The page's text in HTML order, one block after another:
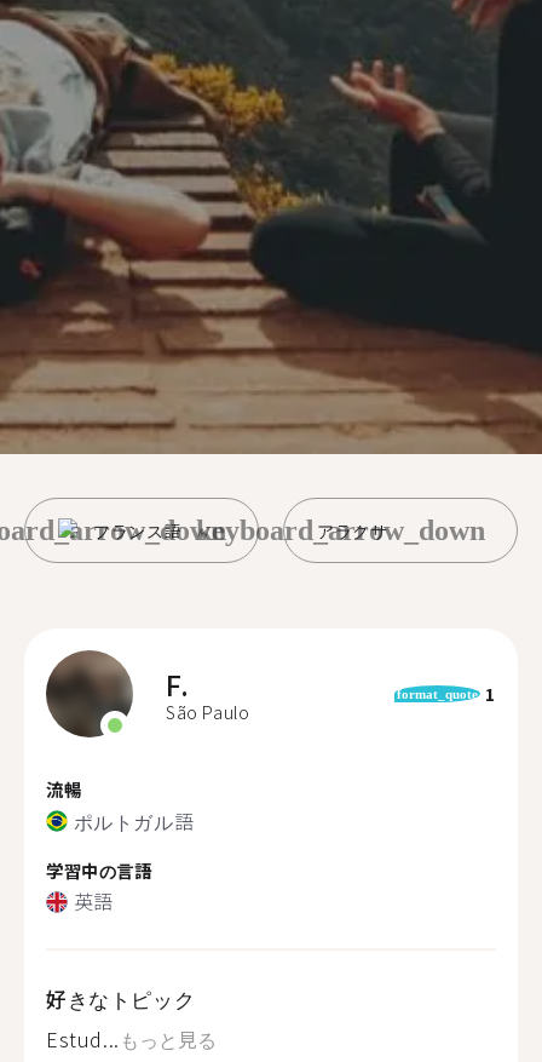
フランス語 アラクサ
keyboard_arrow_down
F.
São Paulo
format_quote 1
流暢
ポルトガル語
学習中の言語
英語
好きなトピック
Estud... もっと見る